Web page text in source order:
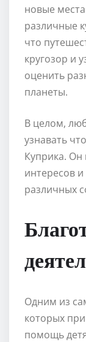
новые
различные
что
кругозор и
оценить
планеты.
В целом,
узнавать
Куприка. Он
интересов
различных
Одним из
которых
помощь